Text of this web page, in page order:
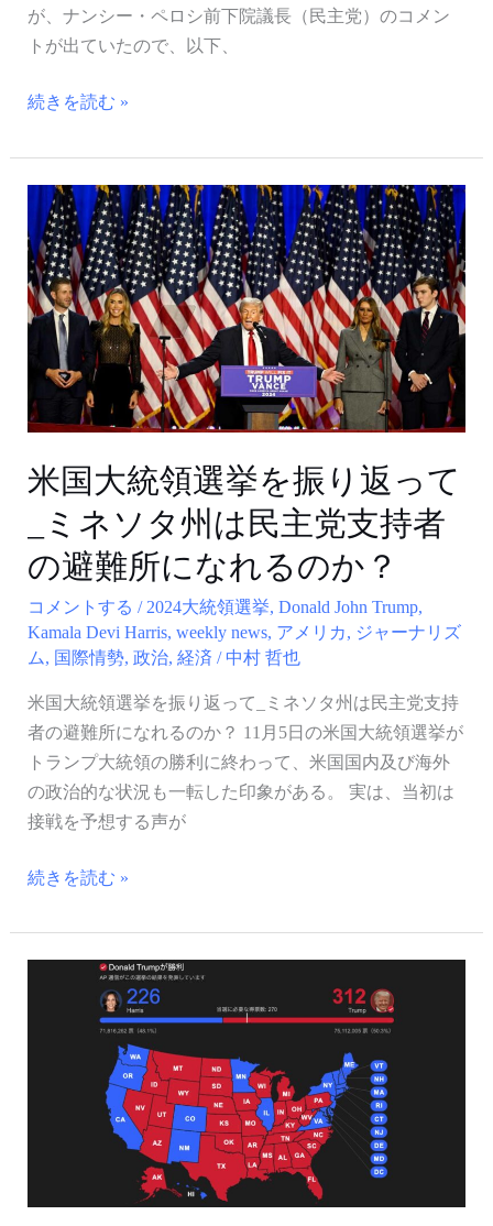
が、ナンシー・ペロシ前下院議長（民主党）のコメン
トが出ていたので、以下、
続きを読む »
米国大統領選挙を振り返って
_ミネソタ州は民主党支持者
の避難所になれるのか？
コメントする / 2024大統領選挙, Donald John Trump,
Kamala Devi Harris, weekly news, アメリカ, ジャーナリズ
ム, 国際情勢, 政治, 経済 / 中村 哲也
米国大統領選挙を振り返って_ミネソタ州は民主党支持
者の避難所になれるのか？ 11月5日の米国大統領選挙が
トランプ大統領の勝利に終わって、米国国内及び海外
の政治的な状況も一転した印象がある。 実は、当初は
接戦を予想する声が
国
大
統
領
を
振
り
返
て
_
ミ
ネ
タ
州
は
民
主
支
の
続きを読む »
振